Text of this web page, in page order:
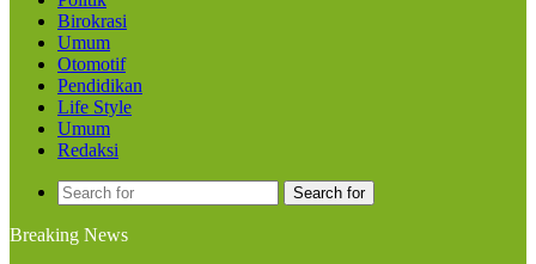
Birokrasi
Umum
Otomotif
Pendidikan
Life Style
Umum
Redaksi
Search for
Breaking News